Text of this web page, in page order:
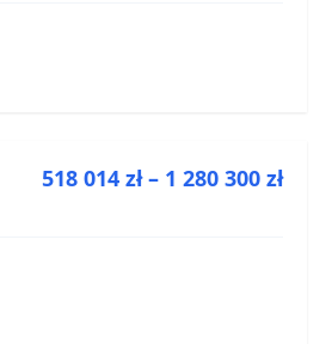
518 014 zł – 1 280 300 zł